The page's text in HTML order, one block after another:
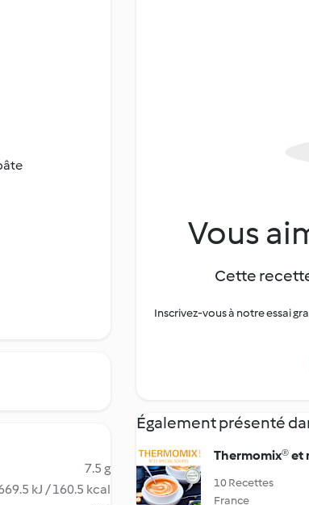
7.5 g
kJ / 160.5 kcal
Vous
Cette
Inscrivez-vous à notre essai
Également présenté
Thermomix® et
10 Recettes
France